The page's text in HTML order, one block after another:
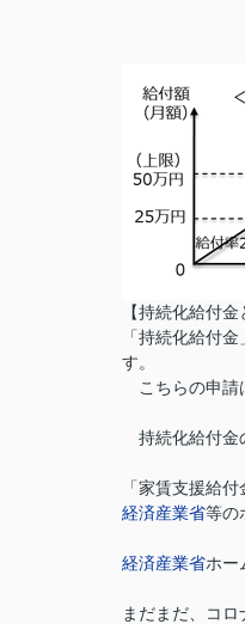
【持続化給付金
「持続化給付
す。
こちらの申請
持続化給付金
「家賃支援給
経済産業省等の
経済産業省ホー
まだまだ、コロ